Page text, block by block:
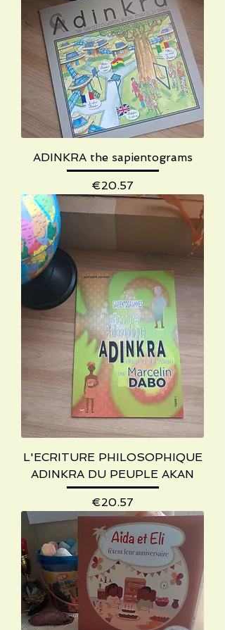
ADINKRA the sapientograms
Price
€20.57
L'ECRITURE PHILOSOPHIQUE
ADINKRA DU PEUPLE AKAN
Price
€20.57